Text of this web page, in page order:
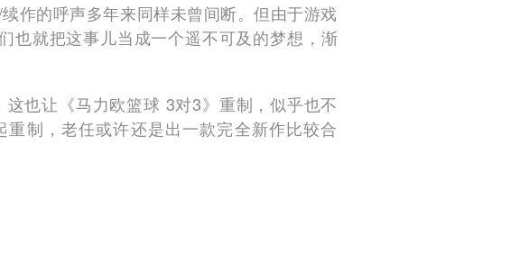
作的呼声多年来同样未曾间断。但由于游戏
也就把这事儿当成一个遥不可及的梦想，渐
也让《马力欧篮球 3对3》重制，似乎也不
制，老任或许还是出一款完全新作比较合